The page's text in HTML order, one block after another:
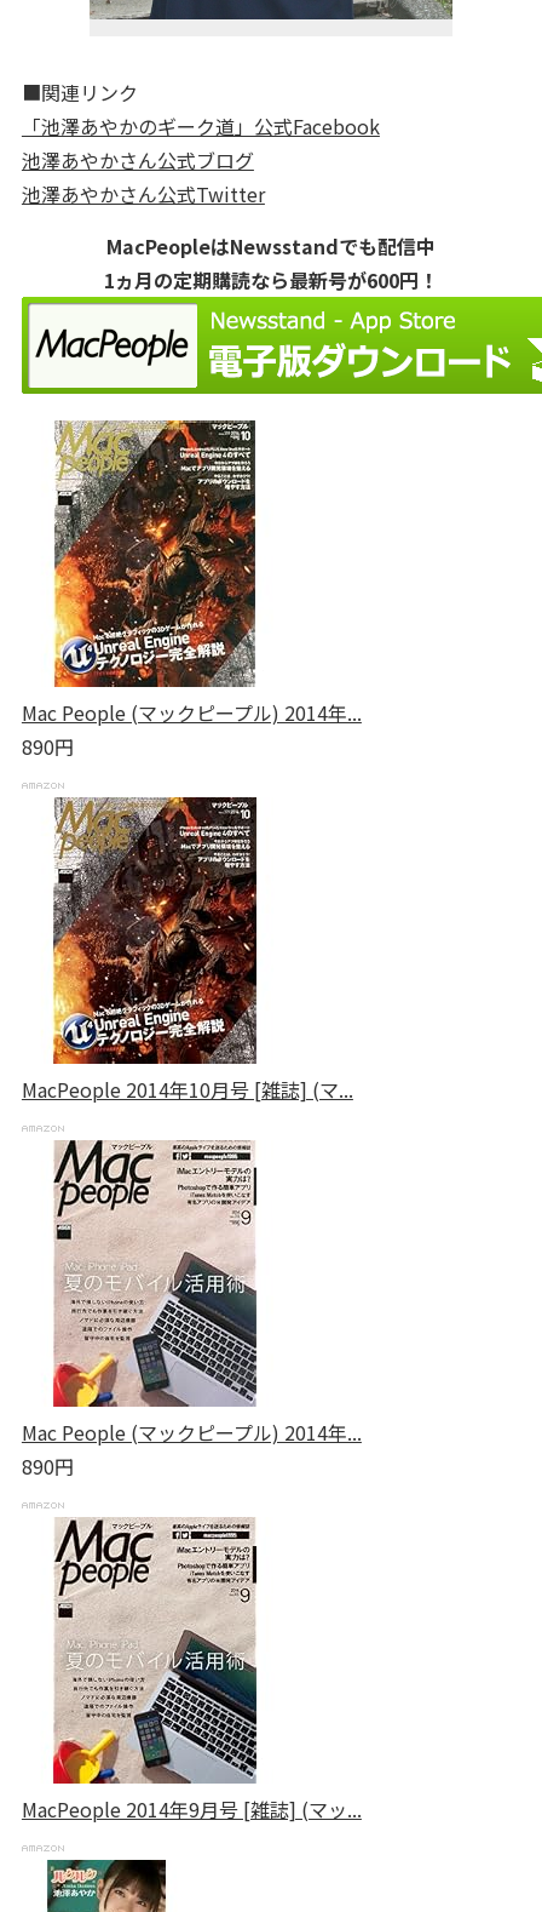
■関連リンク
「池澤あやかのギーク道」公式Facebook
池澤あやかさん公式ブログ
池澤あやかさん公式Twitter
MacPeopleはNewsstandでも配信中
1ヵ月の定期購読なら最新号が600円！
Mac People (マックピープル) 2014年...
890円
MacPeople 2014年10月号 [雑誌] (マ...
Mac People (マックピープル) 2014年...
890円
MacPeople 2014年9月号 [雑誌] (マッ...